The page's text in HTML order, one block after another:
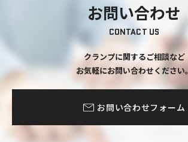
お問い合わせ
CONTACT US
クランプに関するご相談など
お気軽にお問い合わせください。
お問い合わせフォーム